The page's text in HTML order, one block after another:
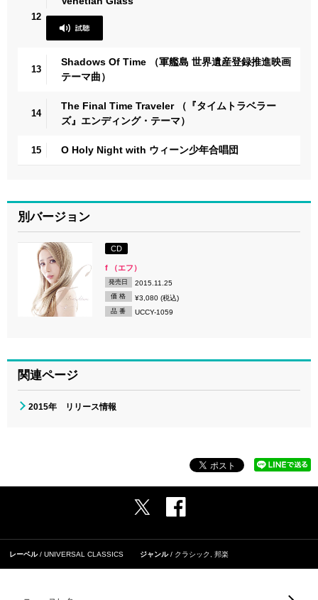
12
13
Shadows Of Time （軍艦島 世界遺産登録推進映画
テーマ曲）
14
The Final Time Traveler （『タイムトラベラー
ズ』エンディング・テーマ）
15 O Holy Night with ウィーン少年合唱団
別バージョン
CD
f （エフ）
発売日 2015.11.25
価 格 ¥3,080 (税込)
品 番 UCCY-1059
関連ページ
2015年 リリース情報
レーベル UNIVERSAL CLASSICS ジャンル クラシック 邦楽